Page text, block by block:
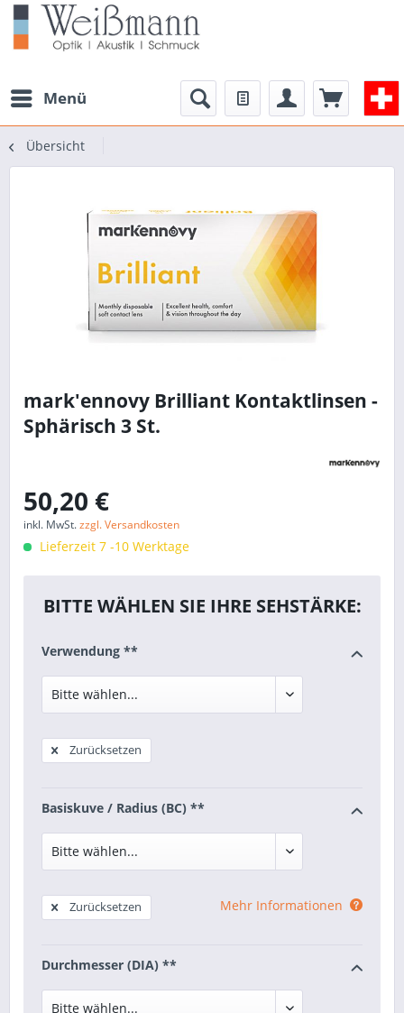
Menü
Übersicht
mark'ennovy Brilliant Kontaktlinsen -
Sphärisch 3 St.
50,20 €
inkl. MwSt.zzgl. Versandkosten
Lieferzeit 7 -10 Werktage
BITTE WÄHLEN SIE IHRE SEHSTÄRKE:
Verwendung **
Zurücksetzen
Basiskuve / Radius (BC) **
Zurücksetzen Mehr Informationen
Durchmesser (DIA) **